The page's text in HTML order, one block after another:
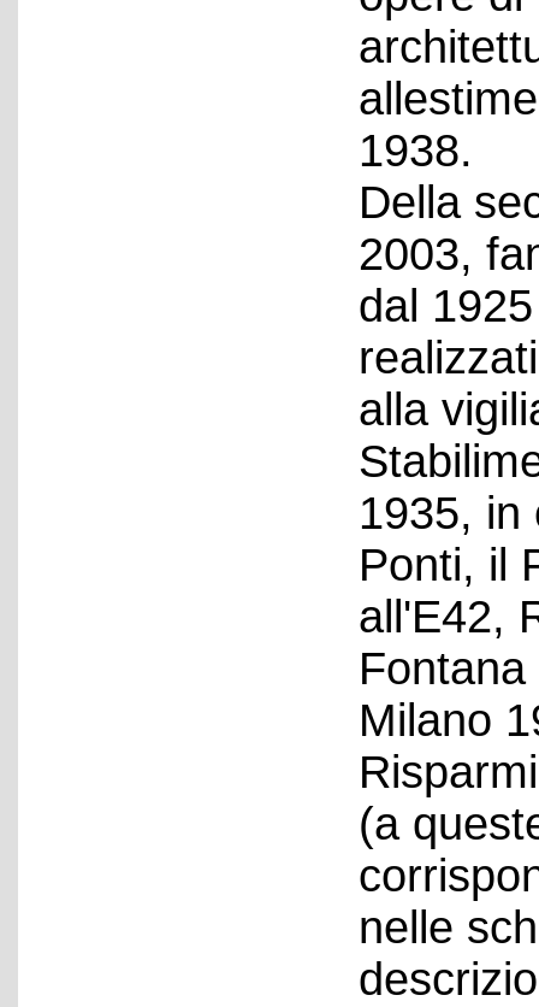
1938.
Della
2003,
dal
alla
1935, in
Ponti, il
all'E42,
Milano
(a
nelle